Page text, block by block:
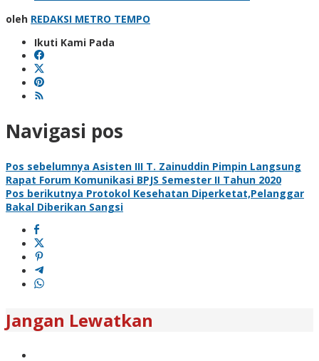
oleh REDAKSI METRO TEMPO
Ikuti Kami Pada
Navigasi pos
Pos sebelumnya Asisten III T. Zainuddin Pimpin Langsung
Rapat Forum Komunikasi BPJS Semester II Tahun 2020
Pos berikutnya Protokol Kesehatan Diperketat,Pelanggar
Bakal Diberikan Sangsi
Jangan Lewatkan